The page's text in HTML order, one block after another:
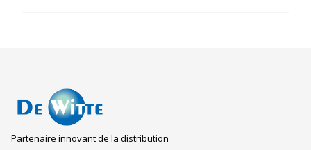
Partenaire innovant de la distribution